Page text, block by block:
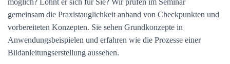
möglich? Lohnt er sich für Sie? Wir prüfen im Seminar
gemeinsam die Praxistauglichkeit anhand von Checkpunkten und
vorbereiteten Konzepten. Sie sehen Grundkonzepte in
Anwendungsbeispielen und erfahren wie die Prozesse einer
Bildanleitungserstellung aussehen.